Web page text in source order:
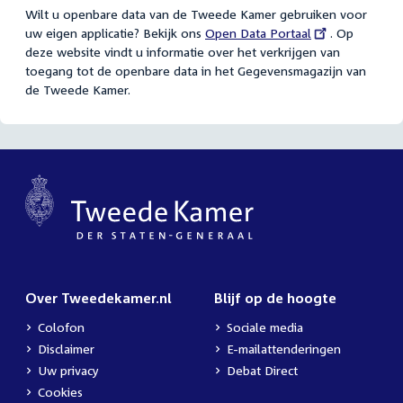
Wilt u openbare data van de Tweede Kamer gebruiken voor
uw eigen applicatie? Bekijk ons External
link:
Open Data Portaal
. Op
deze website vindt u informatie over het verkrijgen van
toegang tot de openbare data in het Gegevensmagazijn van
de Tweede Kamer.
Over Tweedekamer.nl
Colofon
Disclaimer
Uw privacy
Cookies
Blijf op de hoogte
Sociale media
E-mailattenderingen
Debat Direct